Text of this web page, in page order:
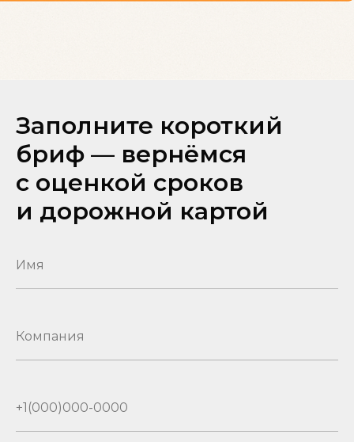
Заполните короткий
бриф — вернёмся
с оценкой сроков
и дорожной картой